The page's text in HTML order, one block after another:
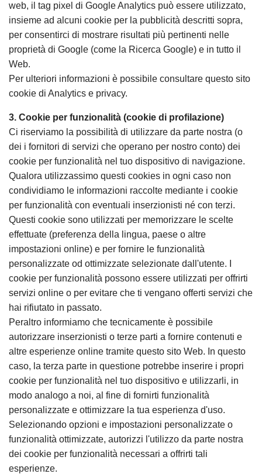
web, il tag pixel di Google Analytics può essere utilizzato,
insieme ad alcuni cookie per la pubblicità descritti sopra,
per consentirci di mostrare risultati più pertinenti nelle
proprietà di Google (come la Ricerca Google) e in tutto il
Web.
Per ulteriori informazioni è possibile consultare questo sito
cookie di Analytics e privacy.
3. Cookie per funzionalità (cookie di profilazione)
Ci riserviamo la possibilità di utilizzare da parte nostra (o
dei i fornitori di servizi che operano per nostro conto) dei
cookie per funzionalità nel tuo dispositivo di navigazione.
Qualora utilizzassimo questi cookies in ogni caso non
condividiamo le informazioni raccolte mediante i cookie
per funzionalità con eventuali inserzionisti né con terzi.
Questi cookie sono utilizzati per memorizzare le scelte
effettuate (preferenza della lingua, paese o altre
impostazioni online) e per fornire le funzionalità
personalizzate od ottimizzate selezionate dall'utente. I
cookie per funzionalità possono essere utilizzati per offrirti
servizi online o per evitare che ti vengano offerti servizi che
hai rifiutato in passato.
Peraltro informiamo che tecnicamente è possibile
autorizzare inserzionisti o terze parti a fornire contenuti e
altre esperienze online tramite questo sito Web. In questo
caso, la terza parte in questione potrebbe inserire i propri
cookie per funzionalità nel tuo dispositivo e utilizzarli, in
modo analogo a noi, al fine di fornirti funzionalità
personalizzate e ottimizzare la tua esperienza d'uso.
Selezionando opzioni e impostazioni personalizzate o
funzionalità ottimizzate, autorizzi l'utilizzo da parte nostra
dei cookie per funzionalità necessari a offrirti tali
esperienze.